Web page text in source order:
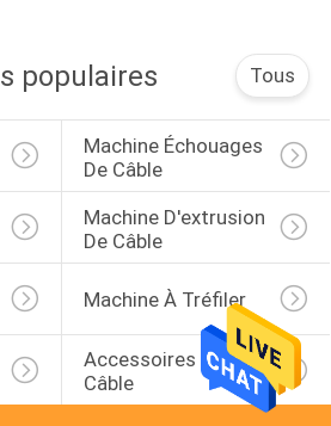
populaires Tous
Machine Échouages
De Câble
Machine D'extrusion
De Câble
Machine À Tréfiler
Accessoires De
Câble